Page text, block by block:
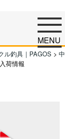
MENU
ル釣具｜PAGOS > 中
荷情報